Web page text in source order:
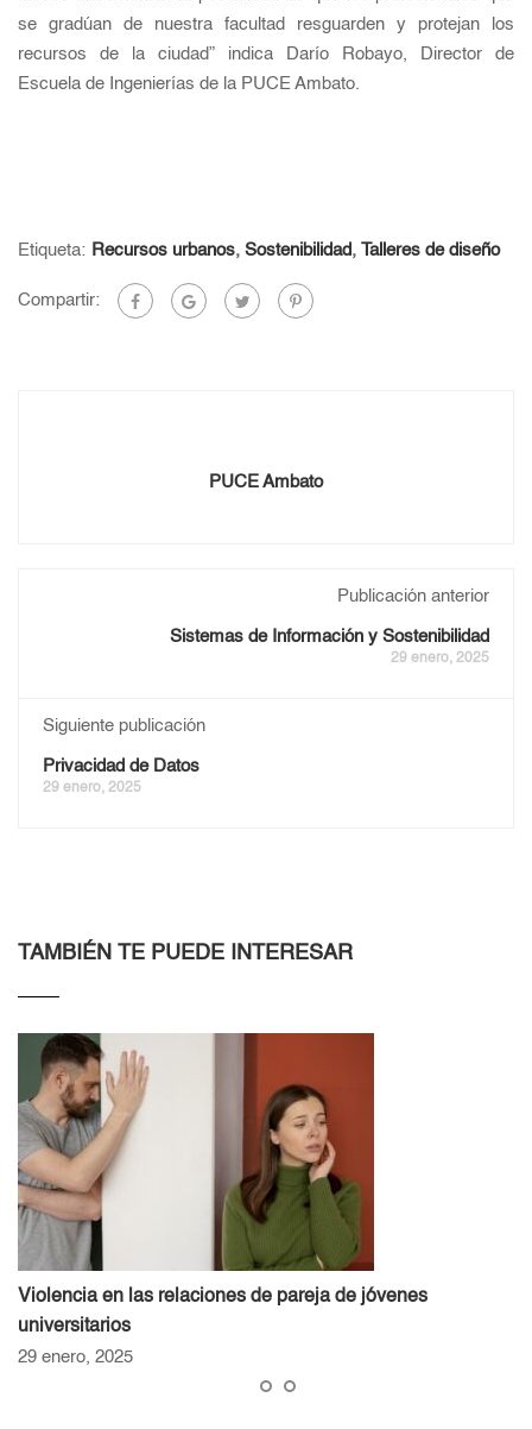
se gradúan de nuestra facultad resguarden y protejan los
recursos de la ciudad” indica Darío Robayo, Director de
Escuela de Ingenierías de la PUCE Ambato.
Etiqueta: Recursos urbanos, Sostenibilidad, Talleres de diseño
Compartir:
PUCE Ambato
Publicación anterior
Sistemas de Información y Sostenibilidad
29 enero, 2025
Siguiente publicación
Privacidad de Datos
29 enero, 2025
TAMBIÉN TE PUEDE INTERESAR
Violencia en las relaciones de pareja de jóvenes
universitarios
29 enero, 2025